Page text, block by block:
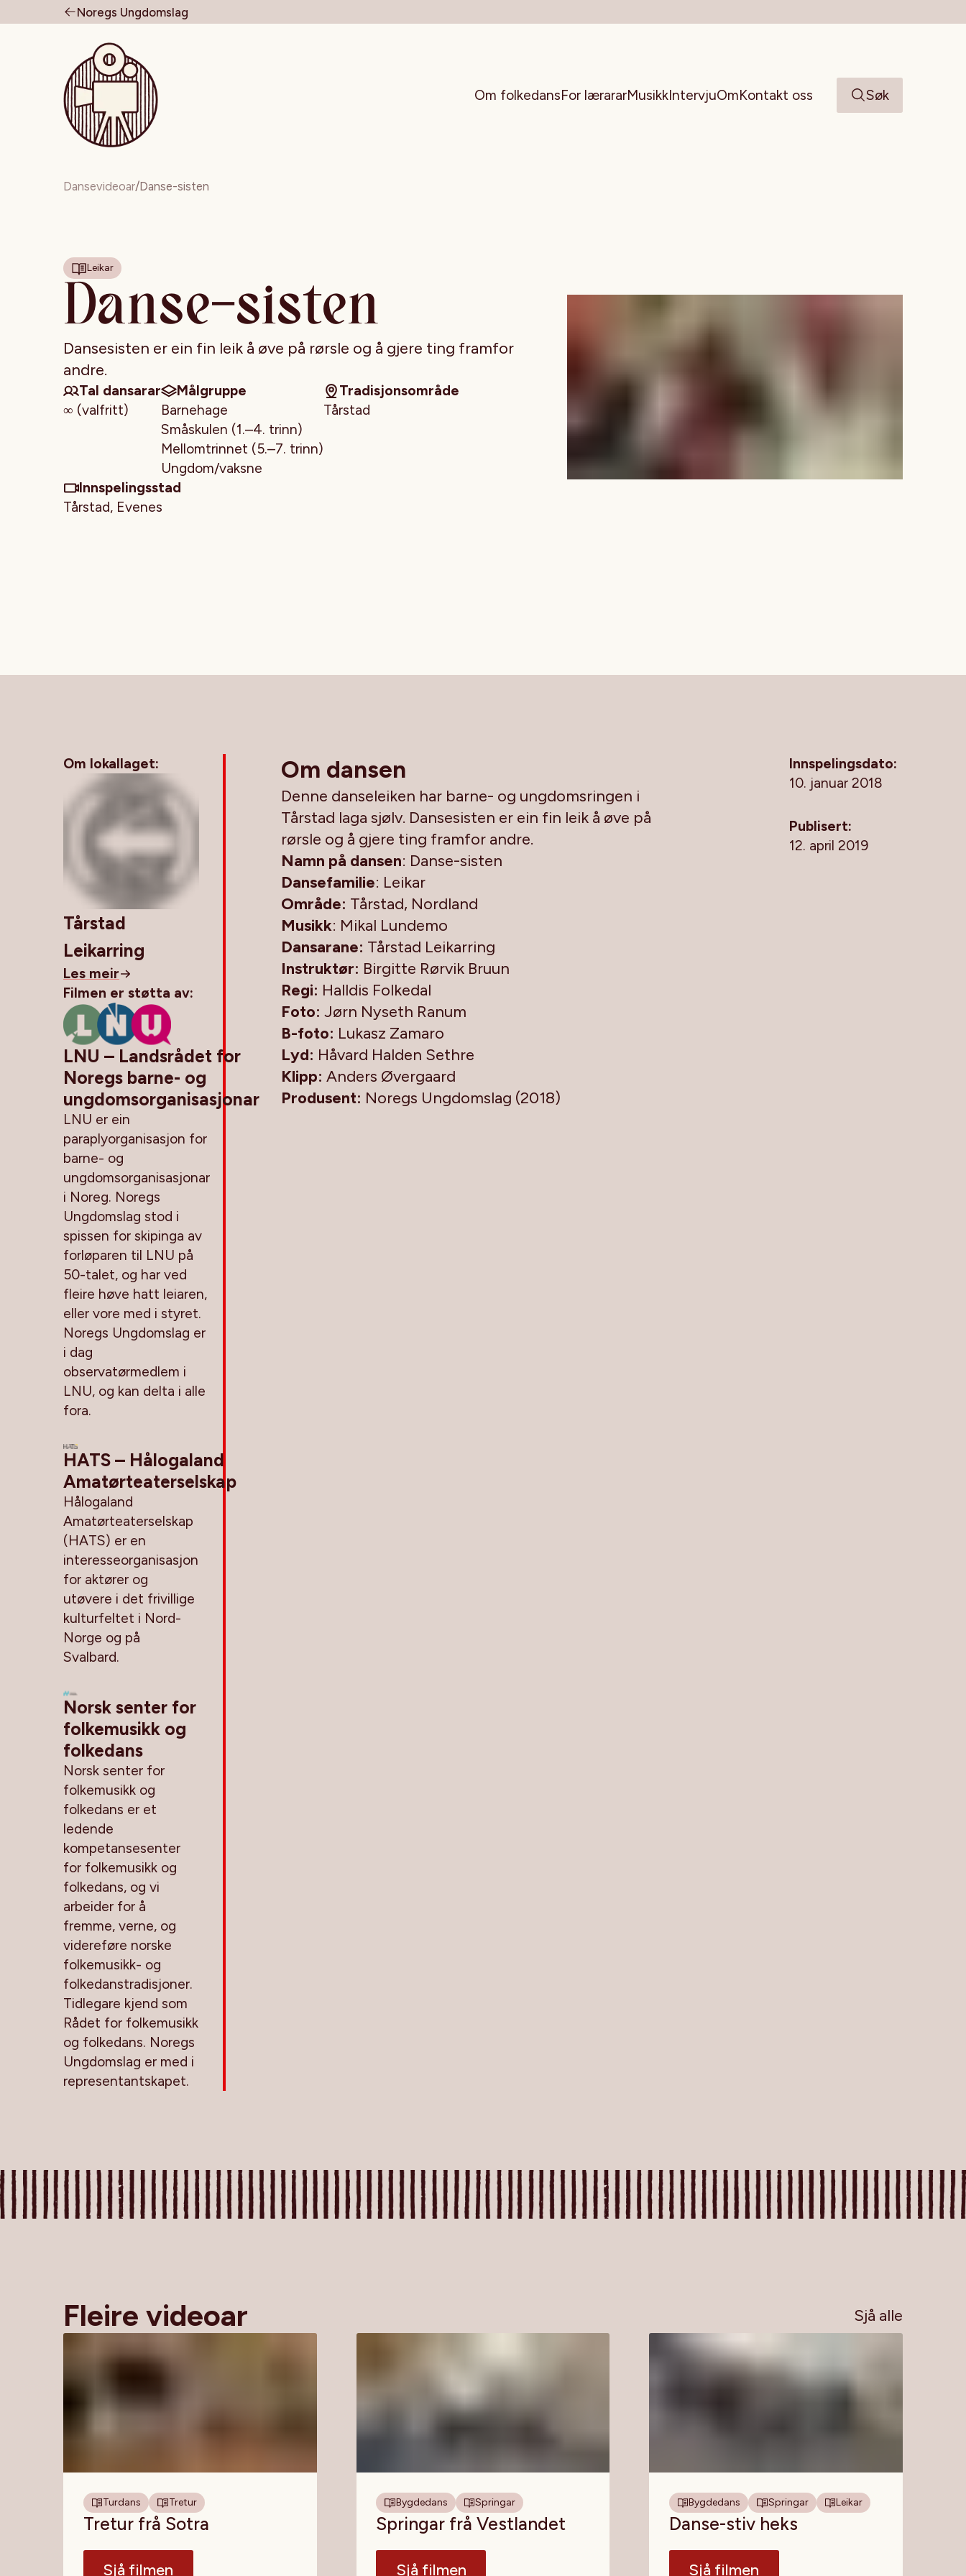
Noregs Ungdomslag
Til forsiden
Om folkedansFor lærararMusikkIntervjuOmKontakt oss Søk
Dansevideoar/Danse-sisten
Leikar
Danse-sisten
Dansesisten er ein fin leik å øve på rørsle og å gjere ting framfor
andre.
Tal dansarar
∞ (valfritt)
Målgruppe
Barnehage
Småskulen (1.–4. trinn)
Mellomtrinnet (5.–7. trinn)
Ungdom/vaksne
Tradisjonsområde
Tårstad
Innspelingsstad
Tårstad, Evenes
Om lokallaget:
Tårstad
Leikarring
Les meir
Filmen er støtta av:
LNU – Landsrådet for
Noregs barne- og
ungdomsorganisasjonar
LNU er ein
paraplyorganisasjon for
barne- og
ungdomsorganisasjonar
i Noreg. Noregs
Ungdomslag stod i
spissen for skipinga av
forløparen til LNU på
50-talet, og har ved
fleire høve hatt leiaren,
eller vore med i styret.
Noregs Ungdomslag er
i dag
observatørmedlem i
LNU, og kan delta i alle
fora.
HATS – Hålogaland
Amatørteaterselskap
Hålogaland
Amatørteaterselskap
(HATS) er en
interesseorganisasjon
for aktører og
utøvere i det frivillige
kulturfeltet i Nord-
Norge og på
Svalbard.
Norsk senter for
folkemusikk og
folkedans
Norsk senter for
folkemusikk og
folkedans er et
ledende
kompetansesenter
for folkemusikk og
folkedans, og vi
arbeider for å
fremme, verne, og
videreføre norske
folkemusikk- og
folkedanstradisjoner.
Tidlegare kjend som
Rådet for folkemusikk
og folkedans. Noregs
Ungdomslag er med i
representantskapet.
Om dansen
Denne danseleiken har barne- og ungdomsringen i
Tårstad laga sjølv. Dansesisten er ein fin leik å øve på
rørsle og å gjere ting framfor andre.
Namn på dansen: Danse-sisten
Dansefamilie: Leikar
Område: Tårstad, Nordland
Musikk: Mikal Lundemo
Dansarane: Tårstad Leikarring
Instruktør: Birgitte Rørvik Bruun
Regi: Halldis Folkedal
Foto: Jørn Nyseth Ranum
B-foto: Lukasz Zamaro
Lyd: Håvard Halden Sethre
Klipp: Anders Øvergaard
Produsent: Noregs Ungdomslag (2018)
Innspelingsdato:
10. januar 2018
Publisert:
12. april 2019
Fleire videoar Sjå alle
Turdans Tretur
Tretur frå Sotra
Sjå filmen
Bygdedans Springar
Springar frå Vestlandet
Sjå filmen
Bygdedans Springar Leikar
Danse-stiv heks
Sjå filmen